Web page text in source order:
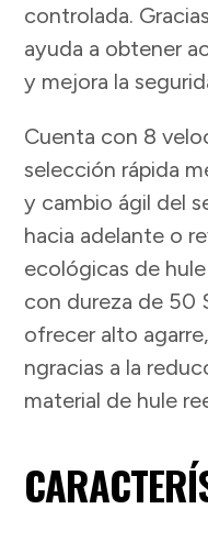
controlada.
ayuda a obtener
y mejora la
Cuenta con 8
selección rápida
y cambio ágil del
hacia adelante o
ecológicas de
con dureza de 50
ofrecer alto
ngracias a la
material de hule